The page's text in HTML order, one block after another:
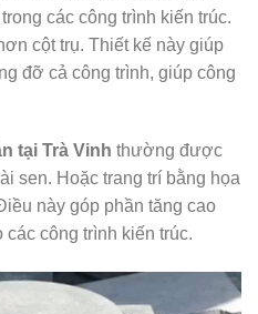
các công trình kiến trúc.
cột trụ. Thiết kế này giúp
đỡ cả công trình, giúp công
tại Trà Vinh thường được
sen. Hoặc trang trí bằng họa
này góp phần tăng cao
các công trình kiến trúc.